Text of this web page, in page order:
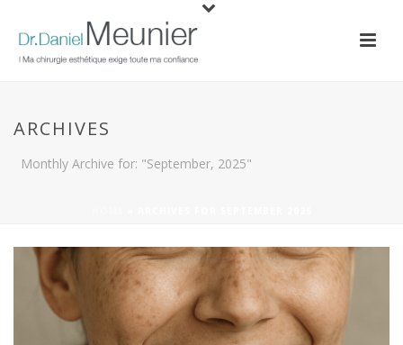
ARCHIVES
Monthly Archive for: "September, 2025"